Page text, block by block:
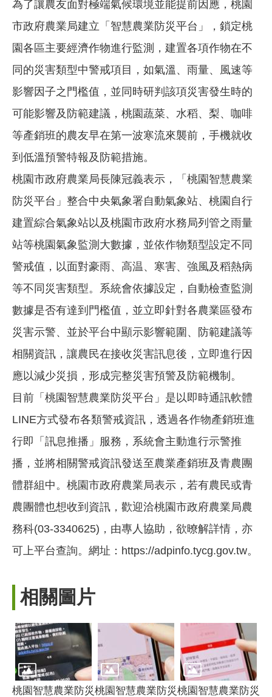
為了讓農友面對極端氣候環境並能提前因應，桃園
市政府農業局建立「智慧農業防災平台」，鎖定桃
園各區主要經濟作物進行監測，建置各項作物在不
同的災害類型中警戒項目，如氣溫、雨量、風速等
影響因子之門檻值，並同時研判該項災害發生時的
可能影響及防範建議，桃園蔬菜、水稻、梨、咖啡
等產銷班的農友早在第一波寒流來襲前，手機就收
到低溫預警特報及防範措施。
桃園市政府農業局長陳冠義表示，「桃園智慧農業
防災平台」整合中央氣象署自動氣象站、桃園自行
建置綜合氣象站以及桃園市政府水務局列管之雨量
站等桃園氣象監測大數據，並依作物類型設定不同
警戒值，以面對豪雨、高温、寒害、強風及稻熱病
等不同災害類型。系統會依據設定，自動檢查監測
數據是否有達到門檻值，並立即針對各農業區發布
災害示警、並於平台中顯示影響範圍、防範建議等
相關資訊，讓農民在接收災害訊息後，立即進行因
應以減少災損，形成完整災害預警及防範機制。
目前「桃園智慧農業防災平台」是以即時通訊軟體
LINE方式發布各類警戒資訊，透過各作物產銷班進
行即「訊息推播」服務，系統會主動進行示警推
播，並將相關警戒資訊發送至農業產銷班及青農團
體群組中。桃園市政府農業局表示，若有農民或青
農團體也想收到資訊，歡迎洽桃園市政府農業局農
務科(03-3340625)，由專人協助，欲暸解詳情，亦
可上平台查詢。網址：https://adpinfo.tycg.gov.tw。
相關圖片
桃園智慧農業防災桃園智慧農業防災桃園智慧農業防災